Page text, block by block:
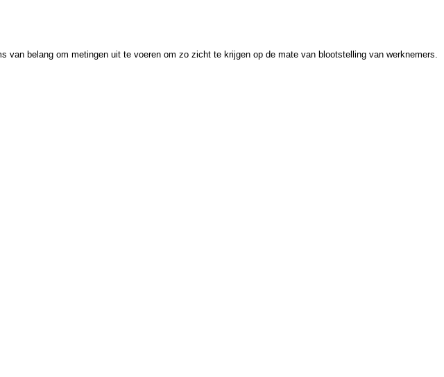
belang om metingen uit te voeren om zo zicht te krijgen op de mate van blootstelling van werknemers.